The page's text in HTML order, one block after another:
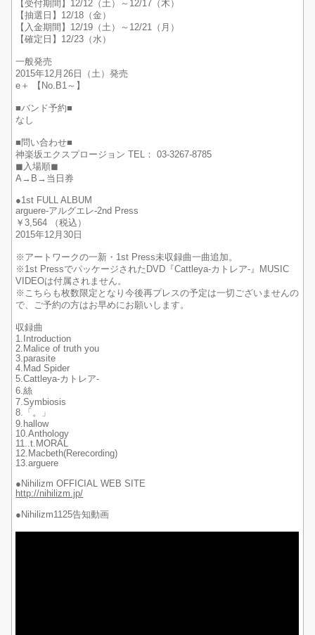
【受付期間】12/12（土）～12/17（木）
【抽選日】12/18（金）
【入金期間】12/19（土）～12/21（月）
【確定日】12/23（水）
一般発売
2015年12月26日（土）発売
e＋ 【No.B1～】
■バンド予約■
なし
■問い合わせ■
神楽坂エクスプロージョン TEL： 03-3267-8785
◼︎入場順◼︎
A→B→当日券
●1st FULL ALBUM
arguere-アルグエレ-2nd Press
￥3,564 （税込）
2015年12月30日
※アートワークの一新・1st Press未収録曲一曲追加。
※1st PressでパッケージされたDVD『Cattleya-カトレア-』MUSIC
VIDEOは付属されません。
※こちらも枚数限定となり今後再プレスの予定は一切ございませんの
で、ご予約の方はお早めにお願いします。
収録曲
1.Introduction
2.Malice of truth you
3.parasite
4.Mad Spider
5.Cattleya-カトレア-
6.絲
7.Symbiosis
8.「。」
9.hallow
10.Anthology
11..t.MORAL
12.Macbeth(Rerecording)
13.arguere
●Nihilizm OFFICIAL WEB SITE
http://nihilizm.jp/
●Nihilizm1125告知動画